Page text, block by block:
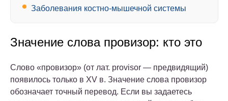
Заболевания костно-мышечной системы
Значение слова провизор: кто это
Слово «провизор» (от лат. provisor — предвидящий)
появилось только в XV в. Значение слова провизор
обозначает точный перевод. Если вы задаетесь